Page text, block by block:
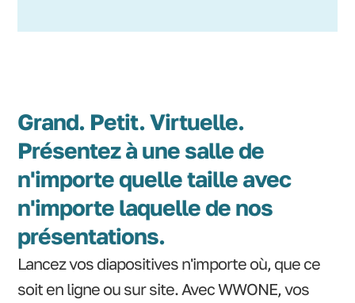
Grand. Petit. Virtuelle.
Présentez à une salle de
n'importe quelle taille avec
n'importe laquelle de nos
présentations.
Lancez vos diapositives n'importe où, que ce
soit en ligne ou sur site. Avec WWONE, vos